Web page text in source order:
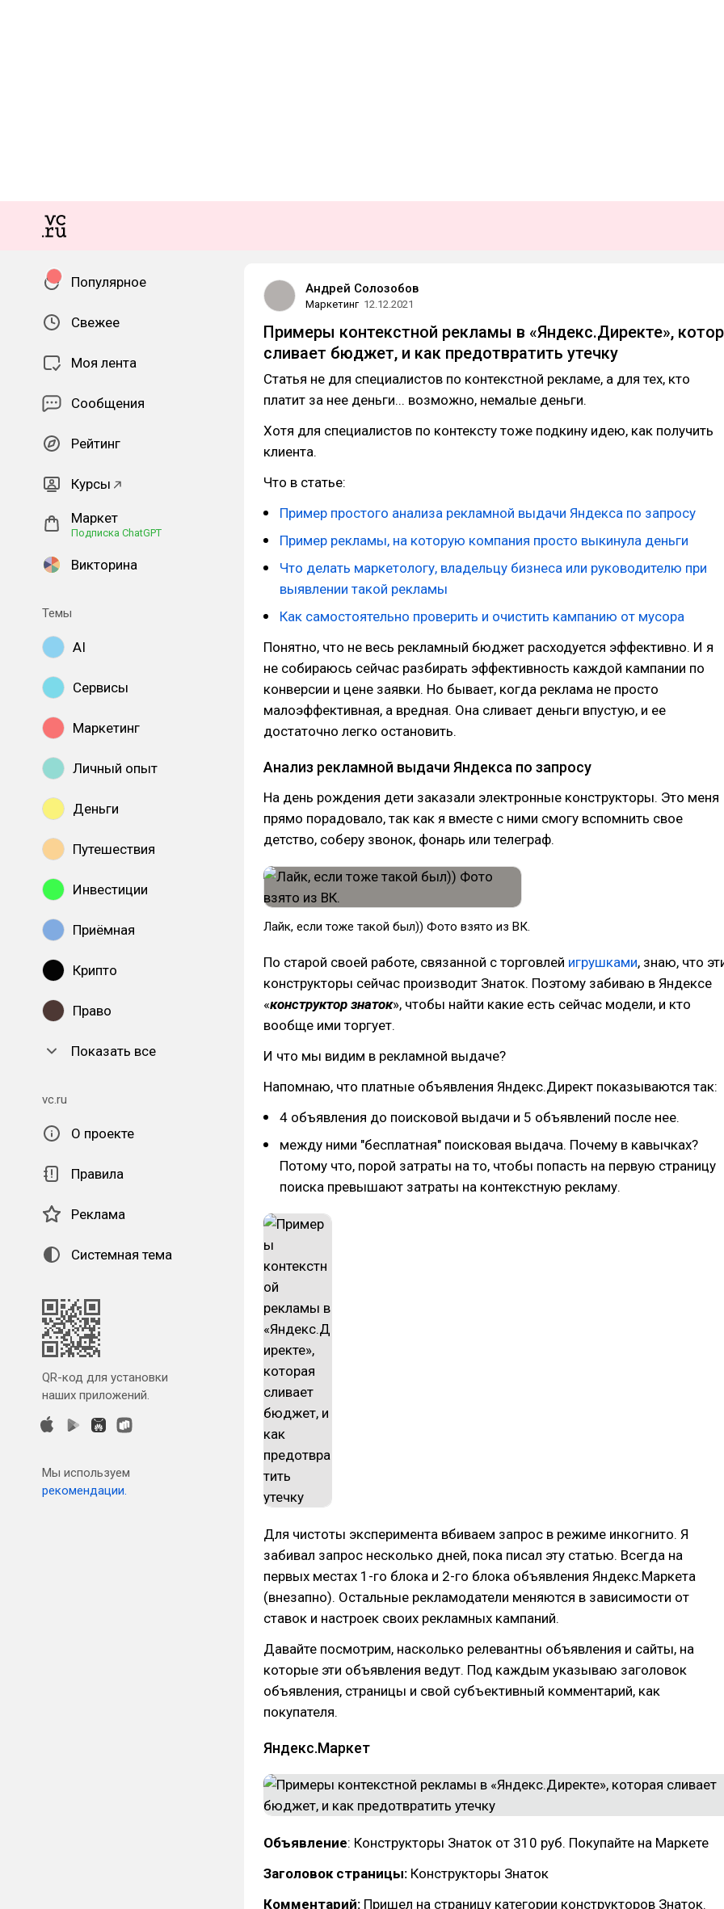
Популярное
Свежее
Моя лента
Сообщения
Рейтинг
Курсы
Маркет
Подписка ChatGPT
Викторина
Темы
AI
Сервисы
Маркетинг
Личный опыт
Деньги
Путешествия
Инвестиции
Приёмная
Крипто
Право
Показать все
vc.ru
О проекте
Правила
Реклама
Системная тема
QR-код для установки
наших приложений.
Мы используем
рекомендации.
Андрей Солозобов
Маркетинг 12.12.2021
Примеры контекстной рекламы в «Яндекс.Директе»,
сливает бюджет, и как предотвратить утечку
Статья не для специалистов по контекстной рекламе, а для тех, кто
платит за нее деньги... возможно, немалые деньги.
Хотя для специалистов по контексту тоже подкину идею, как получить
клиента.
Что в статье:
Пример простого анализа рекламной выдачи Яндекса по запросу
Пример рекламы, на которую компания просто выкинула деньги
Что делать маркетологу, владельцу бизнеса или руководителю при
выявлении такой рекламы
Как самостоятельно проверить и очистить кампанию от мусора
Понятно, что не весь рекламный бюджет расходуется эффективно. И я
не собираюсь сейчас разбирать эффективность каждой кампании по
конверсии и цене заявки. Но бывает, когда реклама не просто
малоэффективная, а вредная. Она сливает деньги впустую, и ее
достаточно легко остановить.
Анализ рекламной выдачи Яндекса по запросу
На день рождения дети заказали электронные конструкторы. Это меня
прямо порадовало, так как я вместе с ними смогу вспомнить свое
детство, соберу звонок, фонарь или телеграф.
Лайк, если тоже такой был)) Фото взято из ВК.
По старой своей работе, связанной с торговлей игрушками, знаю, что
конструкторы сейчас производит Знаток. Поэтому забиваю в Яндексе
«конструктор знаток», чтобы найти какие есть сейчас модели, и кто
вообще ими торгует.
И что мы видим в рекламной выдаче?
Напомнаю, что платные объявления Яндекс.Директ показываются так:
4 объявления до поисковой выдачи и 5 объявлений после нее.
между ними "бесплатная" поисковая выдача. Почему в кавычках?
Потому что, порой затраты на то, чтобы попасть на первую страницу
поиска превышают затраты на контекстную рекламу.
Для чистоты эксперимента вбиваем запрос в режиме инкогнито. Я
забивал запрос несколько дней, пока писал эту статью. Всегда на
первых местах 1-го блока и 2-го блока объявления Яндекс.Маркета
(внезапно). Остальные рекламодатели меняются в зависимости от
ставок и настроек своих рекламных кампаний.
Давайте посмотрим, насколько релевантны объявления и сайты, на
которые эти объявления ведут. Под каждым указываю заголовок
объявления, страницы и свой субъективный комментарий, как
покупателя.
Яндекс.Маркет
Объявление: Конструкторы Знаток от 310 руб. Покупайте на Маркете
Заголовок страницы: Конструкторы Знаток
Комментарий: Пришел на страницу категории конструкторов Знаток.